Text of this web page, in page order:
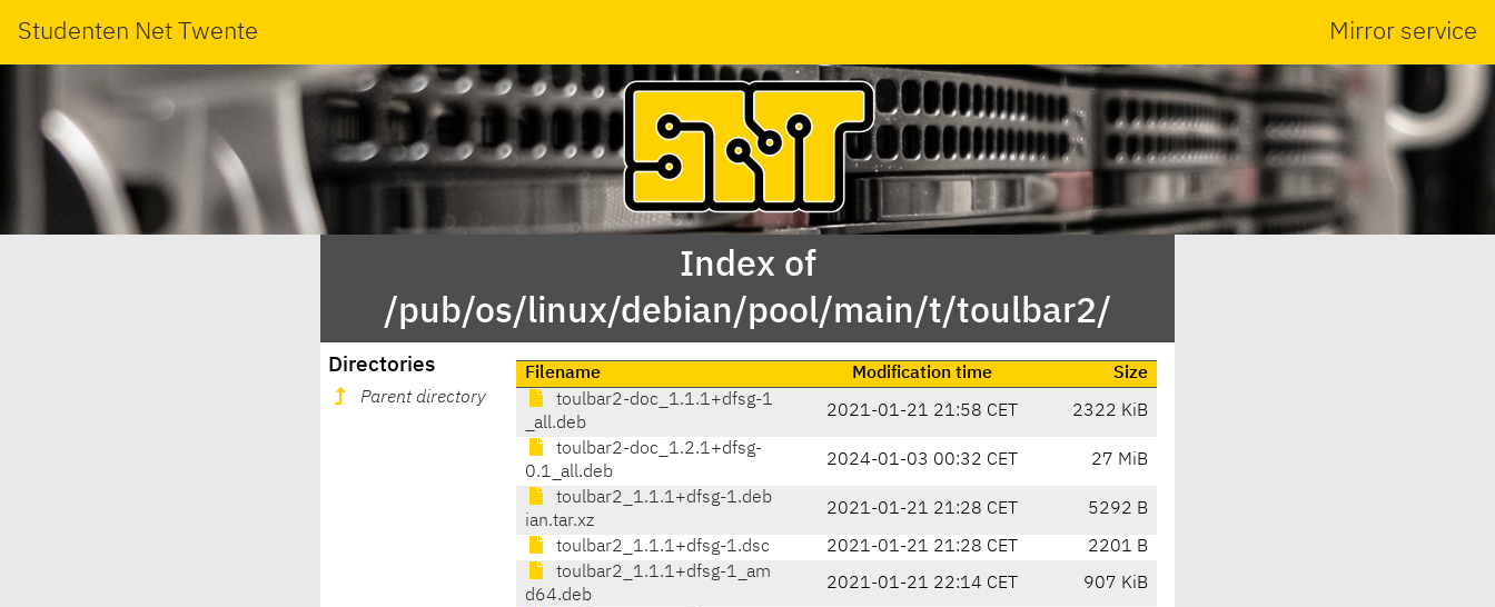
Studenten Net Twente Mirror service
Index of
/pub/os/linux/debian/pool/main/t/toulbar2/
Directories
Parent directory
Filename Modification time
Size
toulbar2-doc_1.1.1+dfsg-1
_all.deb
2021-01-21 21:58 CET 2322 KiB
toulbar2-doc_1.2.1+dfsg-
0.1_all.deb
2024-01-03 00:32 CET 27 MiB
toulbar2_1.1.1+dfsg-1.deb
ian.tar.xz
2021-01-21 21:28 CET 5292 B
toulbar2_1.1.1+dfsg-1.dsc 2021-01-21 21:28 CET
2201 B
toulbar2_1.1.1+dfsg-1_am
d64.deb
2021-01-21 22:14 CET 907 KiB